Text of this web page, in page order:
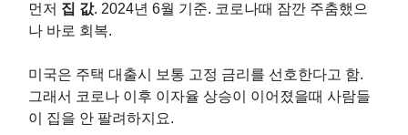
먼저 집 값. 2024년 6월 기준. 코로나때 잠깐 주춤했으
나 바로 회복.
미국은 주택 대출시 보통 고정 금리를 선호한다고 함.
그래서 코로나 이후 이자율 상승이 이어졌을때 사람들
이 집을 안 팔려하지요.